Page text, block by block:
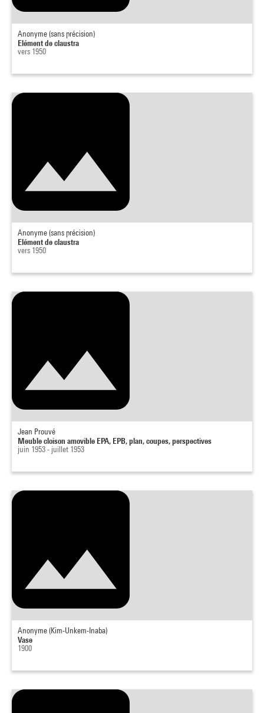
Anonyme (sans précision)
Elément de claustra
vers 1950
Anonyme (sans précision)
Elément de claustra
vers 1950
Jean Prouvé
Meuble cloison amovible EPA, EPB, plan, coupes, perspectives
juin 1953 - juillet 1953
Anonyme (Kim-Unkem-Inaba)
Vase
1900